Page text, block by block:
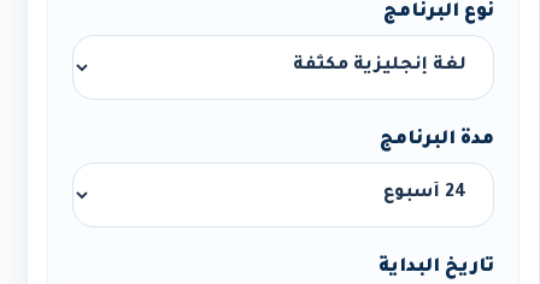
نوع البرنامج
مدة البرنامج
تاريخ البداية